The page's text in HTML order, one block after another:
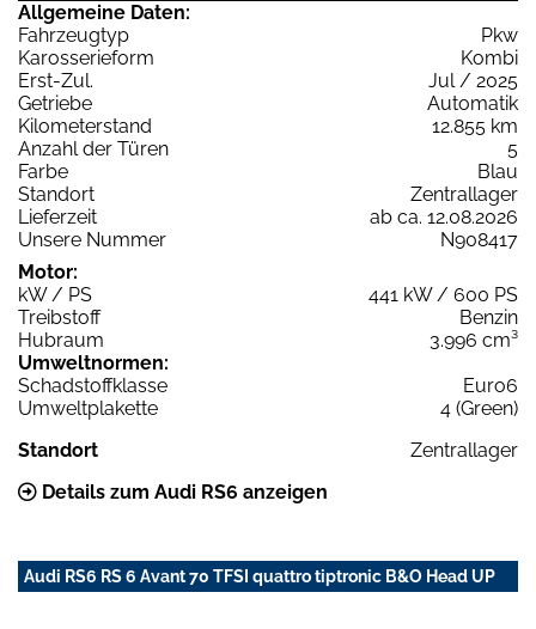
Allgemeine Daten:
Fahrzeugtyp
Pkw
Karosserieform
Kombi
Erst-Zul.
Jul / 2025
Getriebe
Automatik
Kilometerstand
12.855 km
Anzahl der Türen
5
Farbe
Blau
Standort
Zentrallager
Lieferzeit
ab ca. 12.08.2026
Unsere Nummer
N908417
Motor:
kW / PS
441 kW / 600 PS
Treibstoff
Benzin
Hubraum
3.996 cm³
Umweltnormen:
Schadstoffklasse
Euro6
Umweltplakette
4 (Green)
Standort
Zentrallager
Details zum Audi RS6 anzeigen
Audi RS6 RS 6 Avant 70 TFSI quattro tiptronic B&O Head UP